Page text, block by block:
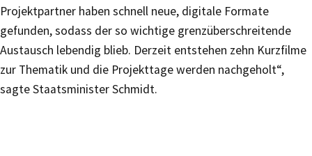
Projektpartner haben schnell neue, digitale Formate
gefunden, sodass der so wichtige grenzüberschreitende
Austausch lebendig blieb. Derzeit entstehen zehn Kurzfilme
zur Thematik und die Projekttage werden nachgeholt“,
sagte Staatsminister Schmidt.